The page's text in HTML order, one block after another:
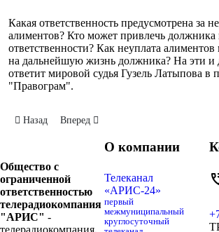
Какая ответственность предусмотрена за
алиментов? Кто может привлечь
ответственности? Как неуплата
на дальнейшую жизнь должника? На эти и
ответит мировой судья Гузель Латыпова в
"Правограм".
Предыдущий: "Правограм" – депозитный счёт
Назад Следующий: "Правограм" – алименты
Вперед
Общество с
ограниченной
ответственностью
телерадиокомпания
"АРИС" -
телерадиокомпания,
О компании
Телеканал
«АРИС-24»
первый
межмуниципальный
круглосуточный